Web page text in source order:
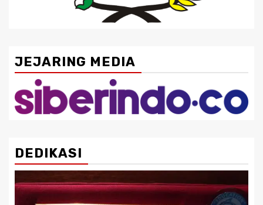
JEJARING MEDIA
DEDIKASI